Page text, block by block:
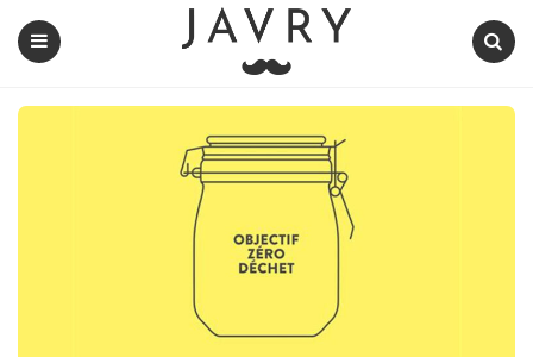
Le
blog
Javry
Coffee